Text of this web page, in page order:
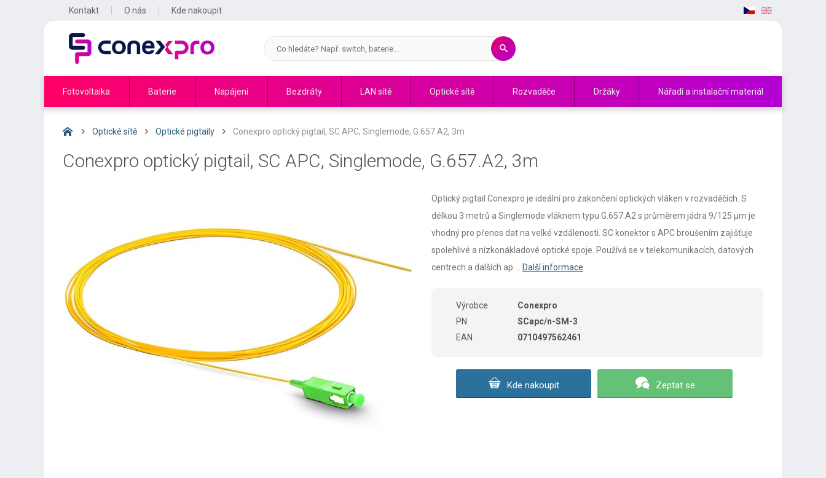
Kontakt O nás Kde nakoupit
Fotovoltaika Baterie Napájení Bezdráty LAN sítě Optické sítě Rozvaděče Držáky Nářadí a instalační materiál
Optické sítě Optické pigtaily Conexpro optický pigtail, SC APC, Singlemode, G.657.A2, 3m
Conexpro optický pigtail, SC APC, Singlemode, G.657.A2, 3m
Optický pigtail Conexpro je ideální pro zakončení optických vláken v rozvaděčích. S
délkou 3 metrů a Singlemode vláknem typu G.657.A2 s průměrem jádra 9/125 µm je
vhodný pro přenos dat na velké vzdálenosti. SC konektor s APC broušením zajišťuje
spolehlivé a nízkonákladové optické spoje. Používá se v telekomunikacích, datových
centrech a dalších ap ...
Další informace
Výrobce
Conexpro
PN
SCapc/n-SM-3
EAN
0710497562461
Kde nakoupit Zeptat se